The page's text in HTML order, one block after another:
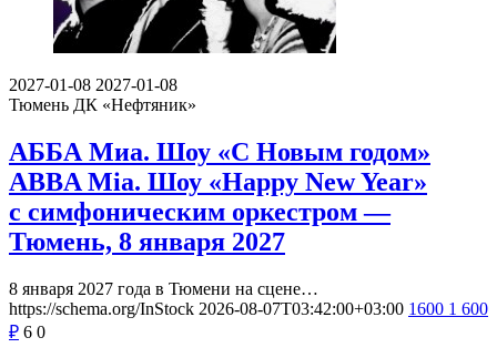
2027-01-08 2027-01-08
Тюмень ДК «Нефтяник»
АББА Миа. Шоу «С Новым годом»
ABBA Mia. Шоу «Happy New Year»
с симфоническим оркестром —
Тюмень, 8 января 2027
8 января 2027 года в Тюмени на сцене…
https://schema.org/InStock 2026-08-07T03:42:00+03:00 1600 1 600
₽ 6 0